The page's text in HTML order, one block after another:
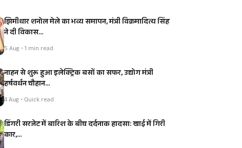
झिमीधार शनोल मेले का भव्य समापन, मंत्री विक्रमादित्य सिंह
ने दी विकास…
5 Aug • 1 min read
नाहन से शुरू हुआ इलेक्ट्रिक बसों का सफर, उद्योग मंत्री
हर्षवर्धन चौहान…
4 Aug • Quick read
डिंगरी सरजेट में बारिश के बीच दर्दनाक हादसा: खाई में गिरी
कार,…